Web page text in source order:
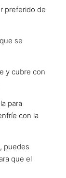
preferido de
se
y cubre con
para
con la
puedes
que el